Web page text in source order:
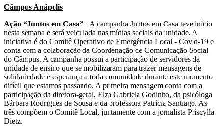
Câmpus Anápolis
Ação “Juntos em Casa” - A campanha Juntos em Casa teve início
nesta semana e será veiculada nas mídias sociais da unidade. A
iniciativa é do Comitê Operativo de Emergência Local - Covid-19 e
conta com a colaboração da Coordenação de Comunicação Social
do Câmpus. A campanha possui a participação de servidores da
unidade de ensino que se mobilizaram para trazer mensagens de
solidariedade e esperança a toda comunidade durante este momento
difícil que estamos passando. A primeira mensagem conta com a
participação da diretora-geral, Elza Gabriela Godinho, da psicóloga
Bárbara Rodrigues de Sousa e da professora Patrícia Santiago. As
três compõem o Comitê Local, juntamente com a jornalista Priscylla
Dietz.